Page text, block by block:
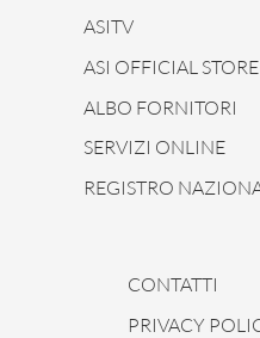
ASITV
ASI OFFICIAL STORE
ALBO FORNITORI
SERVIZI ONLINE
REGISTRO
CONTATTI
PRIVACY